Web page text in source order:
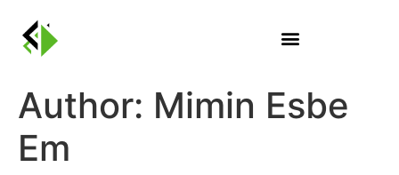
Author: Mimin Esbe
Em